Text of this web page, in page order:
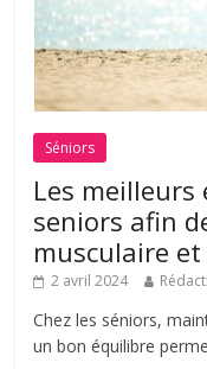
Séniors
Les meilleurs
seniors afin
musculaire et
2 avril 2024
Chez les séniors,
un bon équilibre